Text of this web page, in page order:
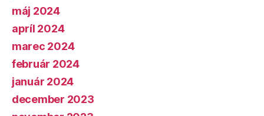
máj 2024
apríl 2024
marec 2024
február 2024
január 2024
december 2023